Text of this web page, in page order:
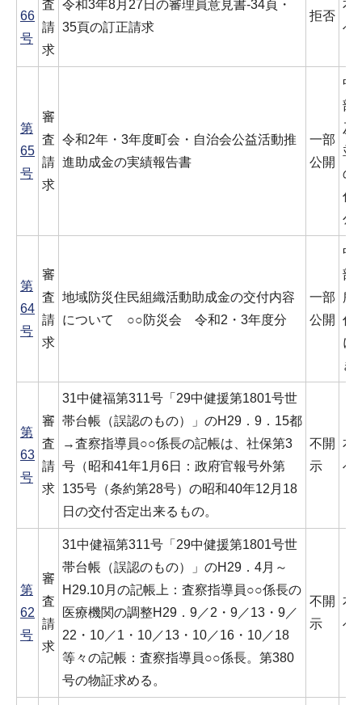
66
号
査
請
求
令和3年8月27日の審理員意見書-34頁・
35頁の訂正請求
拒否
本
べ
第
65
号
審
査
請
求
令和2年・3年度町会・自治会公益活動推
進助成金の実績報告書
一部
公開
中
部
及
並
の
代
公
第
64
号
審
査
請
求
地域防災住民組織活動助成金の交付内容
について ○○防災会 令和2・3年度分
一部
公開
中
部
所
代
に
き
第
63
号
審
査
請
求
31中健福第311号「29中健援第1801号世
帯台帳（誤認のもの）」のH29．9．15都
→査察指導員○○係長の記帳は、社保第3
号（昭和41年1月6日：政府官報号外第
135号（条約第28号）の昭和40年12月18
日の交付否定出来るもの。
不開
示
本
べ
第
62
号
審
査
請
求
31中健福第311号「29中健援第1801号世
帯台帳（誤認のもの）」のH29．4月～
H29.10月の記帳上：査察指導員○○係長の
医療機関の調整H29．9／2・9／13・9／
22・10／1・10／13・10／16・10／18
等々の記帳：査察指導員○○係長。第380
号の物証求める。
不開
示
本
べ